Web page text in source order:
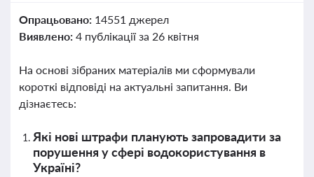
Опрацьовано: 14551 джерел
Виявлено: 4 публікації за 26 квітня
На основі зібраних матеріалів ми сформували
короткі відповіді на актуальні запитання. Ви
дізнаєтесь:
Які нові штрафи планують запровадити за
порушення у сфері водокористування в
Україні?